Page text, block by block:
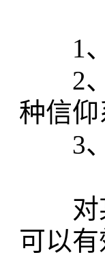
1、
2、
种信
3、
对某
可以